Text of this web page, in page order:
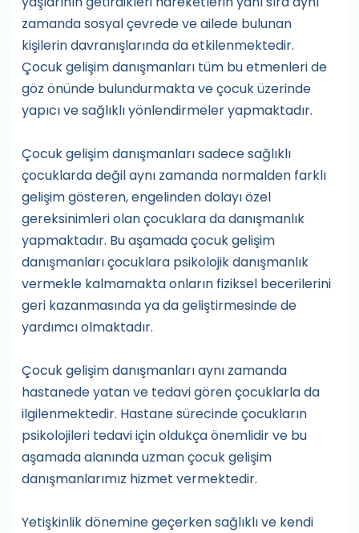
zamanda sosyal çevrede ve ailede bulunan
kişilerin davranışlarında da etkilenmektedir.
Çocuk gelişim danışmanları tüm bu etmenleri de
göz önünde bulundurmakta ve çocuk üzerinde
yapıcı ve sağlıklı yönlendirmeler yapmaktadır.
Çocuk gelişim danışmanları sadece sağlıklı
çocuklarda değil aynı zamanda normalden farklı
gelişim gösteren, engelinden dolayı özel
gereksinimleri olan çocuklara da danışmanlık
yapmaktadır. Bu aşamada çocuk gelişim
danışmanları çocuklara psikolojik danışmanlık
vermekle kalmamakta onların fiziksel becerilerini
geri kazanmasında ya da geliştirmesinde de
yardımcı olmaktadır.
Çocuk gelişim danışmanları aynı zamanda
hastanede yatan ve tedavi gören çocuklarla da
ilgilenmektedir. Hastane sürecinde çocukların
psikolojileri tedavi için oldukça önemlidir ve bu
aşamada alanında uzman çocuk gelişim
danışmanlarımız hizmet vermektedir.
Yetişkinlik dönemine geçerken sağlıklı ve kendi